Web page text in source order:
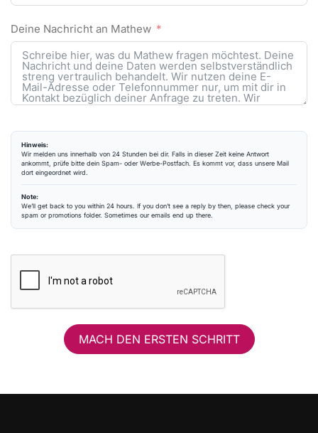
Deine Nachricht an Mathew
Hinweis:
Wir melden uns innerhalb von 24 Stunden bei dir. Falls in dieser Zeit keine Antwort
ankommt, prüfe bitte dein Spam- oder Werbe-Postfach. Es kommt vor, dass unsere Mail
dort eingeordnet wird.
Note:
We’ll get back to you within 24 hours. If you don’t see a reply by then, please check your
spam or promotions folder. Sometimes our emails end up there.
MACH DEN ERSTEN SCHRITT